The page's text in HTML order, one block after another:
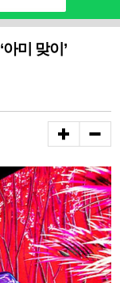
미 맞이’